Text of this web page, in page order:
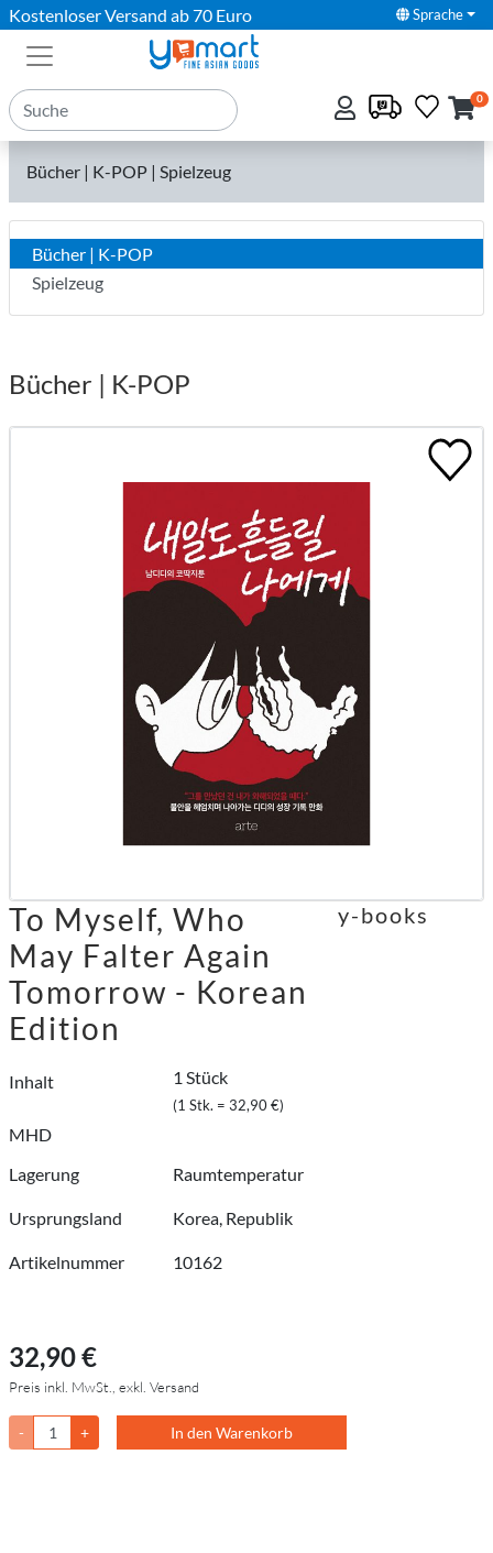
Kostenloser Versand ab 70 Euro Sprache
0
Bücher | K-POP | Spielzeug
Bücher | K-POP
Spielzeug
Bücher | K-POP
To Myself, Who
May Falter Again
Tomorrow - Korean
Edition
Inhalt 1 Stück
(1 Stk. = 32,90 €)
MHD
Lagerung
Raumtemperatur
Ursprungsland Korea, Republik
Artikelnummer 10162
y-books
32,90 €
Preis inkl. MwSt., exkl. Versand
- + In den Warenkorb